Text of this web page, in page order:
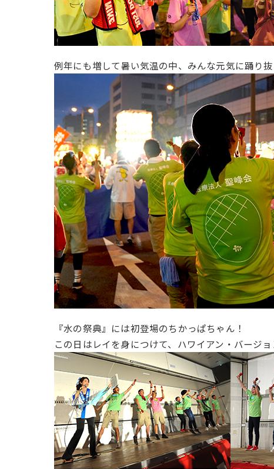
例年にも増して暑い気温の中、みんな元気に踊り抜
『水の祭典』には初登場のちかっぱちゃん！
この日はレイを身につけて、ハワイアン・バージ